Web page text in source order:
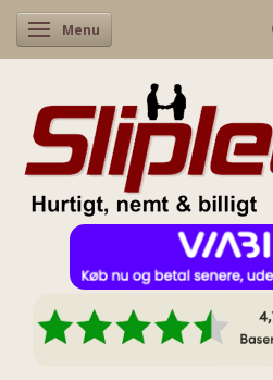
Skifte navigation
Menu